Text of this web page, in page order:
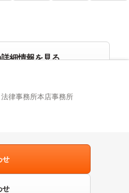
細情報を見る
律事務所本店事務所
せ
せ